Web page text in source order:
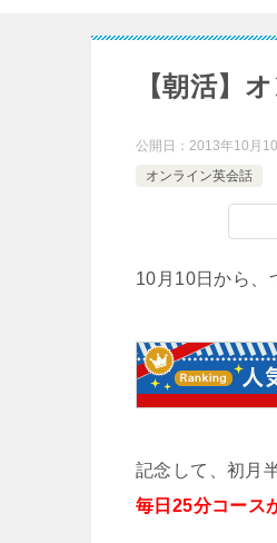
【朝活】
公開日： 2013年10月
オンライン英会話
10月10日から、
記念して、初月
毎日25分コース